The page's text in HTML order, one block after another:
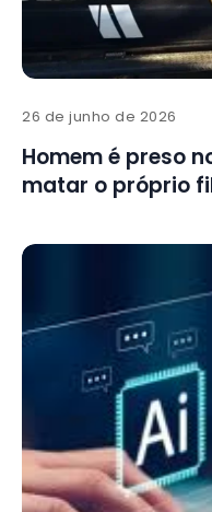
26 de junho de 2026
Homem é preso
matar o próprio